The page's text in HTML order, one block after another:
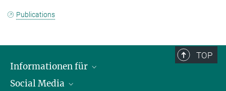
Publications
TOP
Informationen für
Wissenschaftlerinnen und Wissenschaftler
Social Media